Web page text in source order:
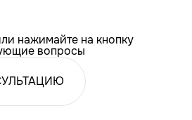
нажимайте на кнопку
вопросы